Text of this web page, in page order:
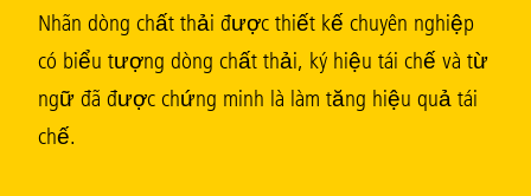
Hồng Kông
Hàn Quốc (KR)
Nhật Bản (JP)
Nhãn dòng chất thải được thiết kế chuyên nghiệp
có biểu tượng dòng chất thải, ký hiệu tái chế và từ
ngữ đã được chứng minh là làm tăng hiệu quả tái
chế.